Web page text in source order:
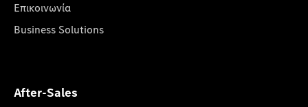
Επικοινωνία
Business Solutions
After-Sales